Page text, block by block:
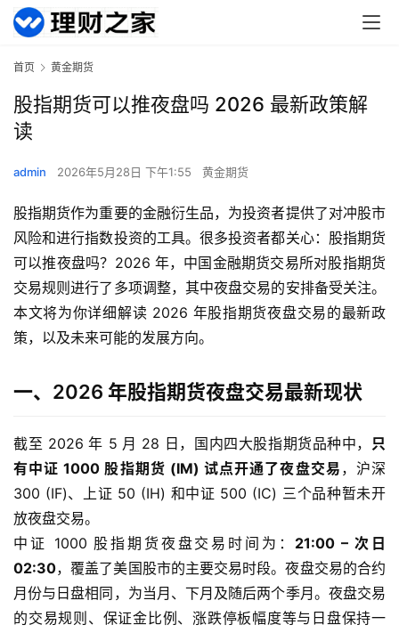
首页 黄金期货
股指期货可以推夜盘吗 2026 最新政策解
读
admin 2026年5月28日 下午1:55 黄金期货
股指期货作为重要的金融衍生品，为投资者提供了对冲股市
风险和进行指数投资的工具。很多投资者都关心：股指期货
可以推夜盘吗？2026 年，中国金融期货交易所对股指期货
交易规则进行了多项调整，其中夜盘交易的安排备受关注。
本文将为你详细解读 2026 年股指期货夜盘交易的最新政
策，以及未来可能的发展方向。
一、2026 年股指期货夜盘交易最新现状
截至 2026 年 5 月 28 日，国内四大股指期货品种中， 只
有中证 1000 股指期货 (IM) 试点开通了夜盘交易 ，沪深
300 (IF)、上证 50 (IH) 和中证 500 (IC) 三个品种暂未开
放夜盘交易。
中证 1000 股指期货夜盘交易时间为： 21:00 – 次日
02:30，覆盖了美国股市的主要交易时段。夜盘交易的合约
月份与日盘相同，为当月、下月及随后两个季月。夜盘交易
的交易规则、保证金比例、涨跌停板幅度等与日盘保持一